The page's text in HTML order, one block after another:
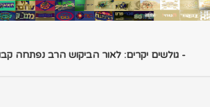
- גולשים יקרים: לאור הביקוש הרב נפתחה